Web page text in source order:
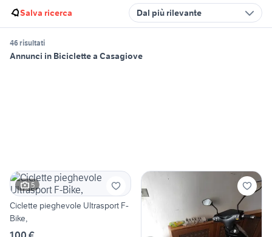
Salva ricerca Dal più rilevante
46 risultati
Annunci in Biciclette a Casagiove
5
Ciclette pieghevole Ultrasport F-
Bike,